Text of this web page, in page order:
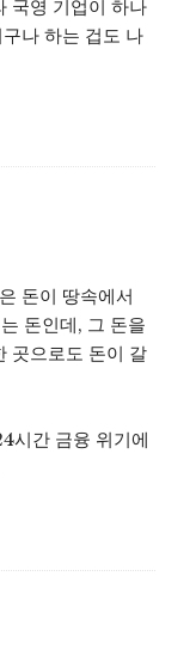
국영 기업이 하나
나 하는 겁도 나
돈이 땅속에서
돈인데, 그 돈을
곳으로도 돈이 갈
시간 금융 위기에